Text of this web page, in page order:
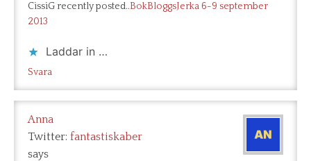
CissiG recently posted..BokBloggsJerka 6-9 september
2013
Laddar in …
Svara
Anna
Twitter: fantastiskaber
says